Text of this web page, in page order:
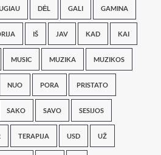
DĖL GALI GAMINA
IŠ JAV KAD KAI
MUSIC MUZIKA MUZIKOS
NUO PORA PRISTATO
SAKO SAVO SESIJOS
TERAPIJA USD UŽ